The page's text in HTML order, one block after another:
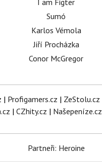
I am Figter
Sumó
Karlos Vémola
Jiří Procházka
Conor McGregor
| Profigamers.cz | ZeStolu.cz
| CZhity.cz | Našepeníze.cz
Partneři: Heroine